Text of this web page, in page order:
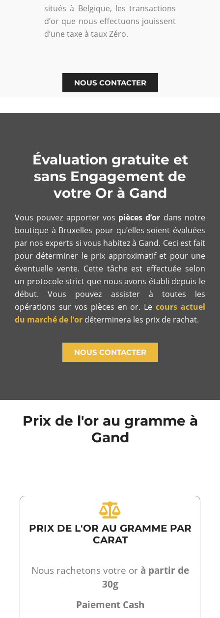
situés à Belgique, les transactions
d’or que nous effectuons jouissent
d’une taxe à taux Zéro.
NOUS CONTACTER
Évaluation gratuite et
sans Engagement de
votre Or à Gand
Vous pouvez apporter vos pièces d’or dans notre
boutique à Bruxelles pour qu’elles soient évaluées
par nos experts si vous habitez à Gand. Ceci est fait
pour déterminer le prix approximatif et pour une
éventuelle vente. Cette tâche est effectuée selon
un protocole strict que nous avons établi depuis le
début. Vous pouvez assister à toutes les
opérations sur vos pièces en or. Lecours actuel
du marché de l’or déterminera les prix de rachat.
NOUS CONTACTER
Prix de l'or au gramme à
Gand
PRIX DE L'OR AU GRAMME PAR
CARAT
Nous rachetons votre orà partir de
30g
Paiement Cash